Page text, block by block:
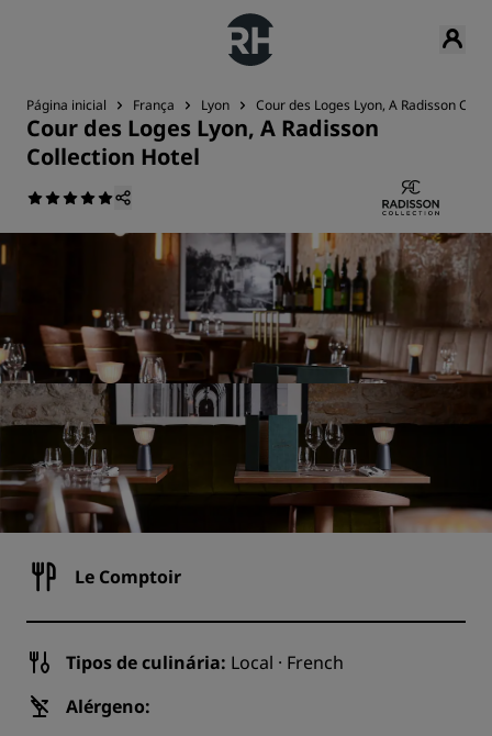
Página inicial França Lyon Cour des Loges Lyon, A Radisson
Cour des Loges Lyon, A Radisson
Collection Hotel
Le Comptoir
Tipos de culinária: Local · French
Alérgeno: